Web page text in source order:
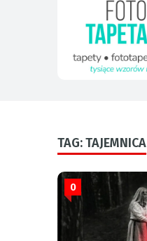
TAG: TAJEMNICA
0